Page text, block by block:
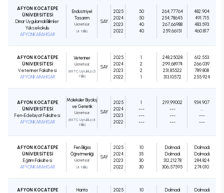
AFYON KOCATEPE
ÜNİVERSİTESİ
Dinar Uygulamalı Bilimler
Yüksekokulu
AFYONKARAHİSAR
Endüstriyel
Tasarım
Ücretsiz
(4 Yıllık)
SAY
2025
2024
2023
2022
50
50
40
40
264,77764
254,78645
267,66988
259,66151
482.904
491.715
483.593
460.817
AFYON KOCATEPE
ÜNİVERSİTESİ
Veteriner Fakültesi
AFYONKARAHİSAR
Veteriner
Ücretsiz
(KKTC Uyruklu) (5
Yıllık)
SAY
2025
2024
2023
2022
1
2
2
1
248,25028
299,68974
231,85522
313,10572
612.553
266.039
789.808
255.924
AFYON KOCATEPE
ÜNİVERSİTESİ
Fen-Edebiyat Fakültesi
AFYONKARAHİSAR
Moleküler Biyoloji
ve Genetik
Ücretsiz
(KKTC Uyruklu) (4
Yıllık)
SAY
2025
2024
2023
2022
1
---
---
---
219,99002
---
---
---
934.907
---
---
AFYON KOCATEPE
ÜNİVERSİTESİ
Eğitim Fakültesi
AFYONKARAHİSAR
Fen Bilgisi
Öğretmenliği
Ücretsiz
(4 Yıllık)
SAY
2025
2024
2023
2022
10
35
30
30
Dolmadı
Dolmadı
312,21278
306,57595
Dolmadı
Dolmadı
284.824
274.010
AFYON KOCATEPE
Harita
2025
10
Dolmadı
Dolmadı